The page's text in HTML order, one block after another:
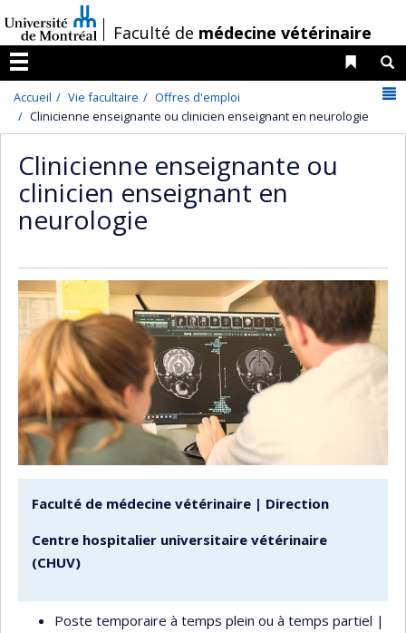
au
contenu
/Faculté de médecine vétérinaire
Menu
Liens
Accueil Vie facultaire
Offres d'emploi
Clinicienne enseignante ou clinicien enseignant en neurologie
Clinicienne enseignante ou
clinicien enseignant en
neurologie
Faculté de médecine vétérinaire | Direction
Centre hospitalier universitaire vétérinaire
(CHUV)
Poste temporaire à temps plein ou à temps partiel |